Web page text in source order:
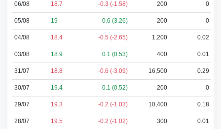
06/08 18.7 -0.3 (-1.58) 200 0
05/08 19 0.6 (3.26) 200 0
04/08 18.4 -0.5 (-2.65) 1,200 0.02
03/08 18.9 0.1 (0.53) 400 0.01
31/07 18.8 -0.6 (-3.09) 16,500 0.29
30/07 19.4 0.1 (0.52) 200 0
29/07 19.3 -0.2 (-1.03) 10,400 0.18
28/07 19.5 -0.2 (-1.02) 300 0.01